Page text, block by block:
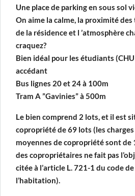
Une place de parking en sous sol
On aime la calme, la proximité
de la résidence et l ’atmosphère
craquez?
Bien idéal pour les étudiants
accédant
Bus lignes 20 et 24 à 100m
Tram A ”Gavinies” à 500m
Le bien comprend 2 lots, et il est
copropriété de 69 lots (les
moyennes de copropriété sont de
des copropriétaires ne fait pas
citée à l’article L. 721-1 du code
l’habitation).